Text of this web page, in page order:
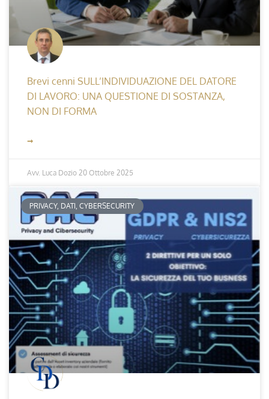
Brevi cenni SULL’INDIVIDUAZIONE DEL DATORE
DI LAVORO: UNA QUESTIONE DI SOSTANZA,
NON DI FORMA
➞
Avv. Luca Dozio 20 Ottobre 2025
PRIVACY, DATI, CYBERSECURITY